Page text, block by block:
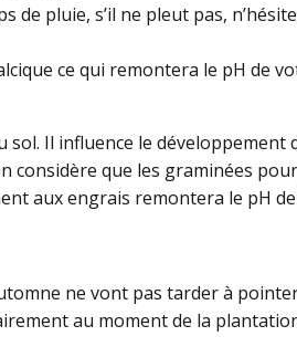
de pluie, s’il ne pleut pas,
ce qui remontera le pH de
sol. Il influence le
que les graminées
aux engrais remontera le pH
ne vont pas tarder à
au moment de la